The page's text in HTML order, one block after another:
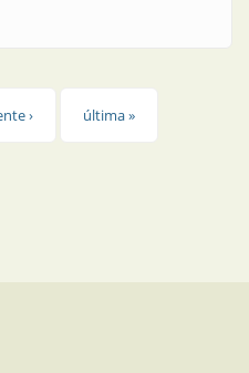
› última »